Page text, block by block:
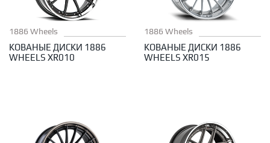
1886 Wheels
КОВАНЫЕ ДИСКИ 1886
WHEELS XR010
1886 Wheels
КОВАНЫЕ ДИСКИ 1886
WHEELS XR015